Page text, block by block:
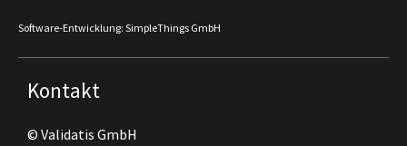
Software-Entwicklung: SimpleThings GmbH
Kontakt
© Validatis GmbH